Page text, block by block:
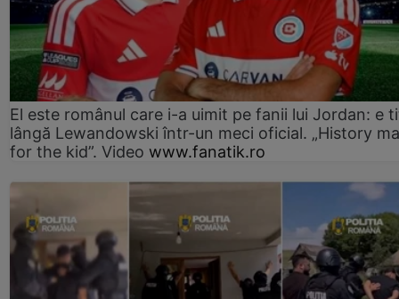
El este românul care i-a uimit pe fanii lui Jordan: e
lângă Lewandowski într-un meci oficial. „History
for the kid”. Video www.fanatik.ro